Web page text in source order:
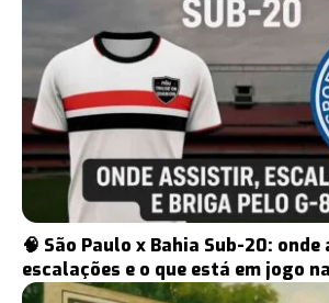
🧠 São Paulo x Bahia Sub-20:
escalações e o que está em jogo